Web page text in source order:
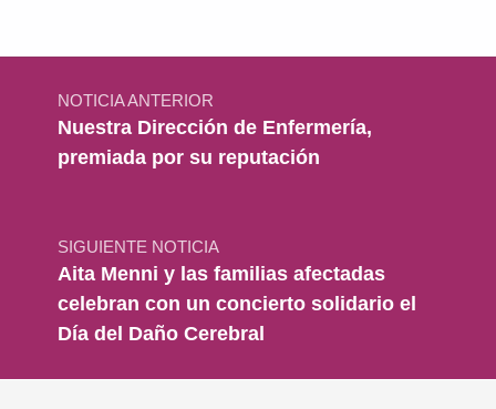
Navegación de entradas
NOTICIA ANTERIOR
Nuestra Dirección de Enfermería,
premiada por su reputación
SIGUIENTE NOTICIA
Aita Menni y las familias afectadas
celebran con un concierto solidario el
Día del Daño Cerebral